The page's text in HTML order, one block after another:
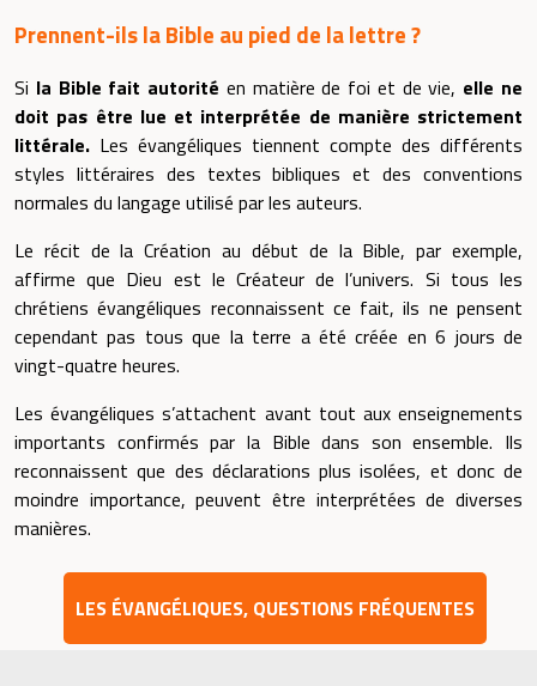
Prennent-ils la Bible au pied de la lettre ?
Si la Bible fait autorité en matière de foi et de vie, elle ne
doit pas être lue et interprétée de manière strictement
littérale. Les évangéliques tiennent compte des différents
styles littéraires des textes bibliques et des conventions
normales du langage utilisé par les auteurs.
Le récit de la Création au début de la Bible, par exemple,
affirme que Dieu est le Créateur de l’univers. Si tous les
chrétiens évangéliques reconnaissent ce fait, ils ne pensent
cependant pas tous que la terre a été créée en 6 jours de
vingt-quatre heures.
Les évangéliques s’attachent avant tout aux enseignements
importants confirmés par la Bible dans son ensemble. Ils
reconnaissent que des déclarations plus isolées, et donc de
moindre importance, peuvent être interprétées de diverses
manières.
LES ÉVANGÉLIQUES, QUESTIONS FRÉQUENTES